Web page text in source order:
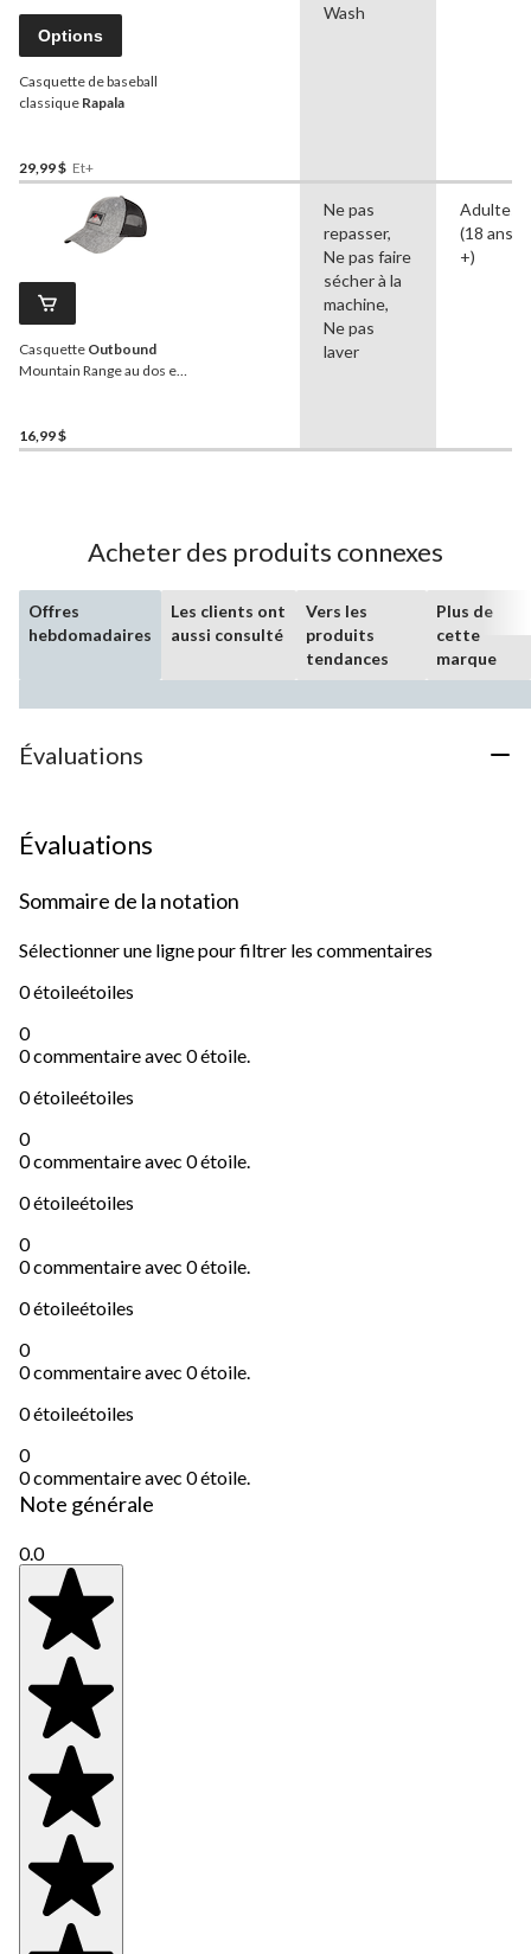
Options
Casquette de baseball
classique Rapala
29,99 $ Et+
Wash
Casquette Outbound
Mountain Range au dos en
16,99 $
Ne pas
repasser,
Ne pas faire
sécher à la
machine,
Ne pas
laver
Adultes
(18 ans
+)
Acheter des produits connexes
Offres
hebdomadaires
Les clients ont
aussi consulté
Vers les
produits
tendances
Plus de
cette
marque
Évaluations
Évaluations
Sommaire de la notation
Sélectionner une ligne pour filtrer les commentaires
0 étoileétoiles
0
0 commentaire avec 0 étoile.
0 étoileétoiles
0
0 commentaire avec 0 étoile.
0 étoileétoiles
0
0 commentaire avec 0 étoile.
0 étoileétoiles
0
0 commentaire avec 0 étoile.
0 étoileétoiles
0
0 commentaire avec 0 étoile.
Note générale
0.0